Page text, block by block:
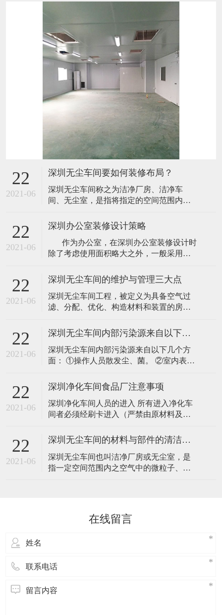
22
2021-06
深圳无尘车间要如何装修布局？
深圳无尘车间称之为洁净厂房、洁净车
间、无尘室，是指将指定的空间范围内空
排除，并将室内的温度、洁净度、室内压
力、气流速度与分布、噪音振动和照明、
静电控制在要求范围内，而所规定的特别
设计之房间。不管不论外面空气条件如何
求的洁净度、温
22
2021-06
深圳办公室装修设计策略
作为办公室，在深圳办公室装修设计时
除了考虑使用面积略大之外，一般采用较
空间，因为过于拥挤的环境束缚人的思
维，带心理上的焦虑等问题，所以为其打
造一个良好的办公环境是极为重要的。
&nb
22
2021-06
深圳无尘车间的维护与管理三大点
深圳无尘车间工程，被定义为具备空气过
滤、分配、优化、构造材料和装置的房
净室工程的建造和使用应减少室内诱入、
产生及滞留粒子，室内其他有关参数温
度、湿度、压力等按照要求进行控制。洁
净室以单位体积空气某粒径粒子的数量来
洁净室的“无
22
2021-06
深圳无尘车间内部污染源来自以下几个方面
深圳无尘车间内部污染源来自以下几个方
面： ①操作人员散发尘、菌。 ②室内表面
尘。 ④大气中的污染物对室内的污染。
一、室内的空气 深圳无尘车间及其传播途
径 人员发尘是无尘车间内空气污染源的最
主要来源，人动作时的发尘量相当复杂，
活
22
2021-06
深圳净化车间食品厂注意事项
深圳净化车间人员的进入 所有进入净化车
间者必须经刷卡进入（严禁由原材料及成
化鞋后，在分别进入对应的更衣室，把外
套脱去，换上洁净工作服，然后再进入风
淋室，严格按照《风淋室使用规范》风淋
后在进入净化车间内部。 深圳净化车间人
22
2021-06
深圳无尘车间的材料与部件的清洁工作
深圳无尘车间也叫洁净厂房或无尘室，是
指一定空间范围内之空气中的微粒子、有
控制在某一需求范围内，而所给予特别设
计的房间。不论外在之空气条件如何变
在线留言